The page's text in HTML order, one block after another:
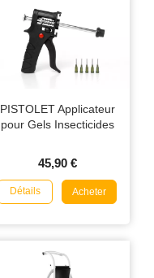
PISTOLET Applicateur
pour Gels Insecticides
45,90 €
Détails Acheter